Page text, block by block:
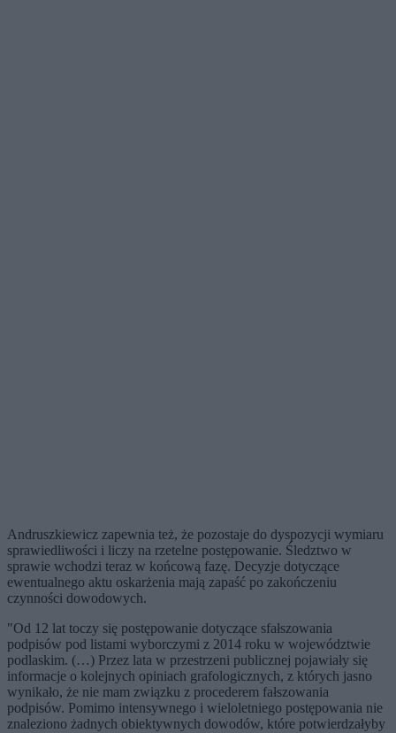
Andruszkiewicz zapewnia też, że pozostaje do dyspozycji wymiaru
sprawiedliwości i liczy na rzetelne postępowanie. Śledztwo w
sprawie wchodzi teraz w końcową fazę. Decyzje dotyczące
ewentualnego aktu oskarżenia mają zapaść po zakończeniu
czynności dowodowych.
"Od 12 lat toczy się postępowanie dotyczące sfałszowania
podpisów pod listami wyborczymi z 2014 roku w województwie
podlaskim. (…) Przez lata w przestrzeni publicznej pojawiały się
informacje o kolejnych opiniach grafologicznych, z których jasno
wynikało, że nie mam związku z procederem fałszowania
podpisów. Pomimo intensywnego i wieloletniego postępowania nie
znaleziono żadnych obiektywnych dowodów, które potwierdzałyby